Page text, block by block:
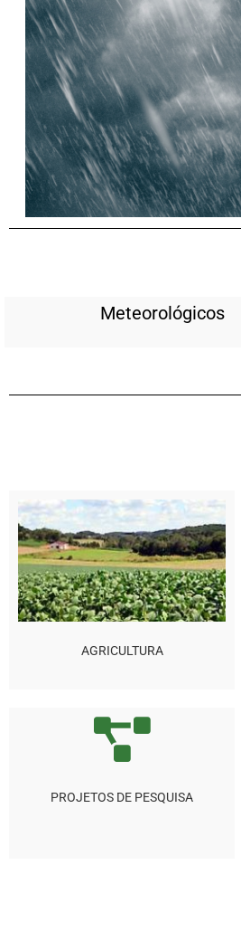
Meteorológicos
AGRICULTURA
PROJETOS DE PESQUISA